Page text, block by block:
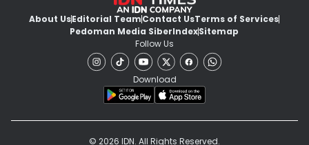
About UsEditorial TeamContact UsTerms of Services
Pedoman Media SiberIndexSitemap
Follow Us
Download
© 2026 IDN. All Rights Reserved.